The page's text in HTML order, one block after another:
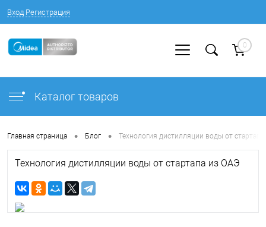
Вход Регистрация
0
Каталог товаров
Главная страница • Блог • Технология дистилляции воды от
Технология дистилляции воды от стартапа из ОАЭ